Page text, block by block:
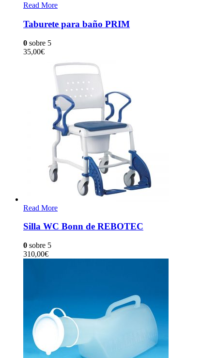
Read More
Taburete para baño PRIM
0 sobre 5
35,00€
Read More
Silla WC Bonn de REBOTEC
0 sobre 5
310,00€